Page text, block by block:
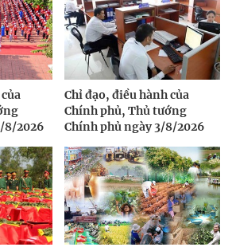
8/2026
Chỉ đạo, điều hành của
Chính phủ, Thủ tướng
Chính phủ ngày 3/8/2026